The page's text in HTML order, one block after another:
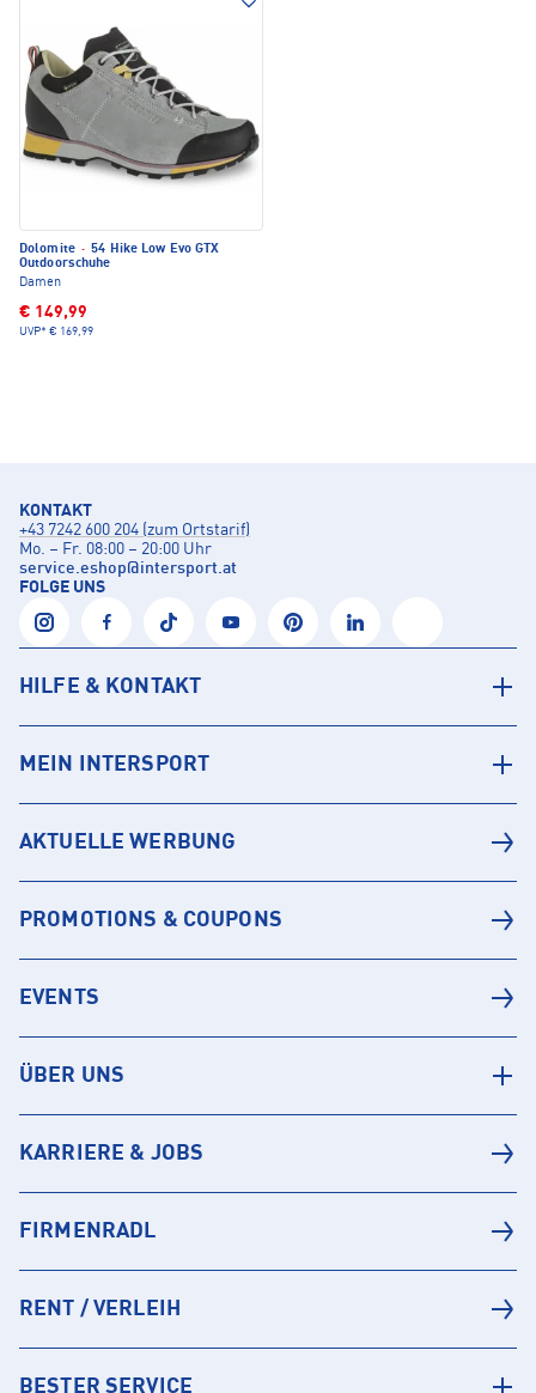
Dolomite · 54 Hike Low Evo GTX
Outdoorschuhe
Damen
€ 149,99
UVP* € 169,99
KONTAKT
+43 7242 600 204 (zum Ortstarif)
Mo. – Fr. 08:00 – 20:00 Uhr
service.eshop@intersport.at
FOLGE UNS
HILFE & KONTAKT
MEIN INTERSPORT
AKTUELLE WERBUNG
PROMOTIONS & COUPONS
EVENTS
ÜBER UNS
KARRIERE & JOBS
FIRMENRADL
RENT / VERLEIH
BESTER SERVICE